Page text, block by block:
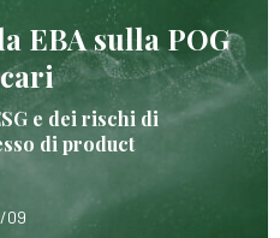
EBA sulla POG
e dei rischi di
di product
09